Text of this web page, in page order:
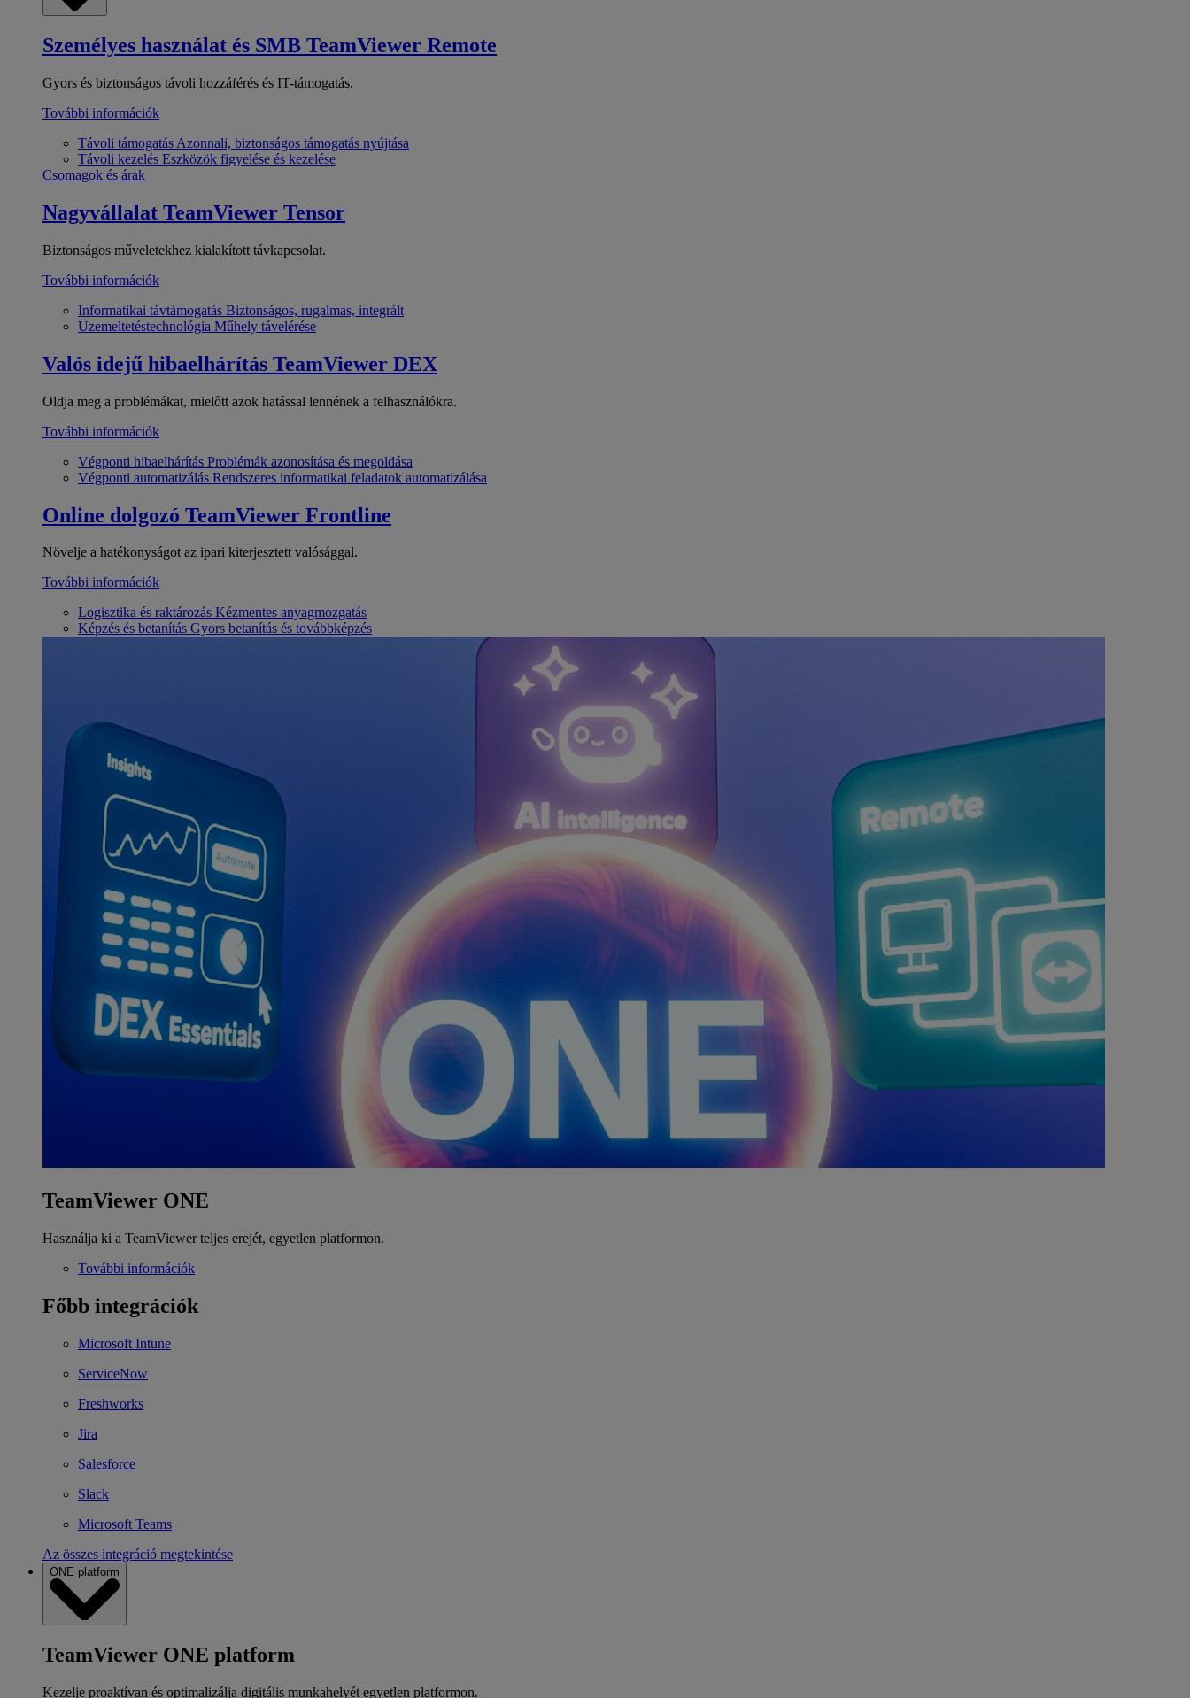
Személyes használat és SMB TeamViewer Remote
Gyors és biztonságos távoli hozzáférés és IT-támogatás.
További információk
Távoli támogatás Azonnali, biztonságos támogatás nyújtása
Távoli kezelés Eszközök figyelése és kezelése
Csomagok és árak
Nagyvállalat TeamViewer Tensor
Biztonságos műveletekhez kialakított távkapcsolat.
További információk
Informatikai távtámogatás Biztonságos, rugalmas, integrált
Üzemeltetéstechnológia Műhely távelérése
Valós idejű hibaelhárítás TeamViewer DEX
Oldja meg a problémákat, mielőtt azok hatással lennének a felhasználókra.
További információk
Végponti hibaelhárítás Problémák azonosítása és megoldása
Végponti automatizálás Rendszeres informatikai feladatok automatizálása
Online dolgozó TeamViewer Frontline
Növelje a hatékonyságot az ipari kiterjesztett valósággal.
További információk
Logisztika és raktározás Kézmentes anyagmozgatás
Képzés és betanítás Gyors betanítás és továbbképzés
TeamViewer ONE
Használja ki a TeamViewer teljes erejét, egyetlen platformon.
További információk
Főbb integrációk
Microsoft Intune
ServiceNow
Freshworks
Jira
Salesforce
Slack
Microsoft Teams
Az összes integráció megtekintése
ONE platform
TeamViewer ONE platform
Kezelje proaktívan és optimalizálja digitális munkahelyét egyetlen platformon.